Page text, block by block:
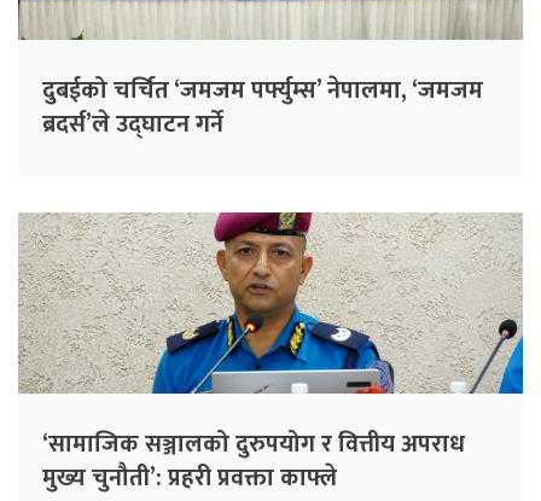
दुबईको चर्चित ‘जमजम पर्फ्युम्स’ नेपालमा, ‘जमजम
ब्रदर्स’ले उद्घाटन गर्ने
‘सामाजिक सञ्जालको दुरुपयोग र वित्तीय अपराध
मुख्य चुनौती’: प्रहरी प्रवक्ता काफ्ले